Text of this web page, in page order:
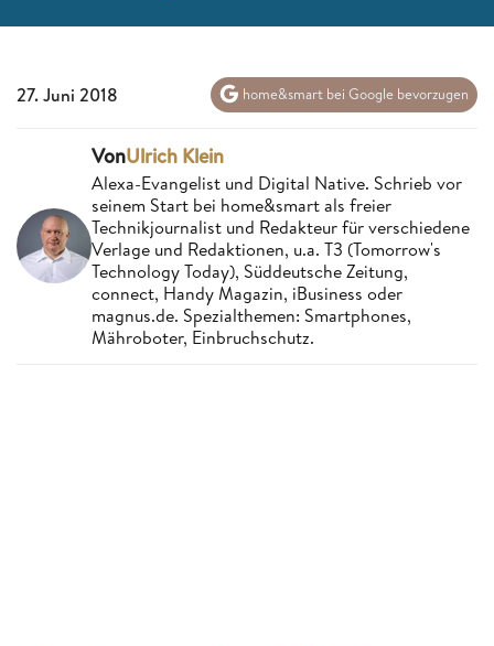
27. Juni 2018 home&smart bei Google bevorzugen
VonUlrich Klein
Alexa-Evangelist und Digital Native. Schrieb vor
seinem Start bei home&smart als freier
Technikjournalist und Redakteur für verschiedene
Verlage und Redaktionen, u.a. T3 (Tomorrow's
Technology Today), Süddeutsche Zeitung,
connect, Handy Magazin, iBusiness oder
magnus.de. Spezialthemen: Smartphones,
Mähroboter, Einbruchschutz.